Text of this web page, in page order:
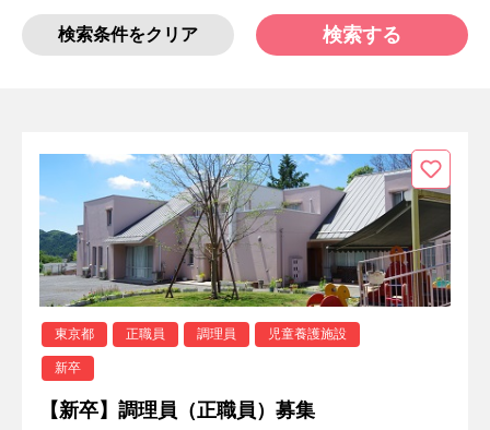
検索条件をクリア 検索する
東京都 正職員 調理員 児童養護施設
新卒
【新卒】調理員（正職員）募集